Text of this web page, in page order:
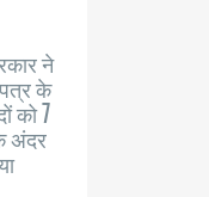
ने
के
को 7
अंदर